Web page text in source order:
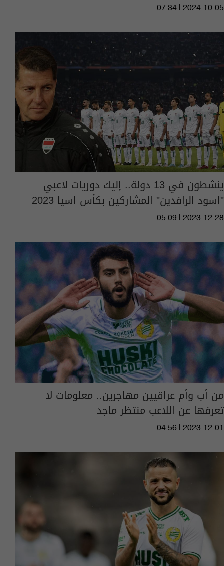
07:34 | 2024-10-05
ينشطون في 13 دولة.. إليك دوريات لاعبي
"اسود الرافدين" المشاركين بكأس اسيا 2023
05:09 | 2023-12-28
من أب وأم عراقيين مهاجرين.. معلومات لا
تعرفها عن اللاعب منتظر ماجد
04:56 | 2023-12-01